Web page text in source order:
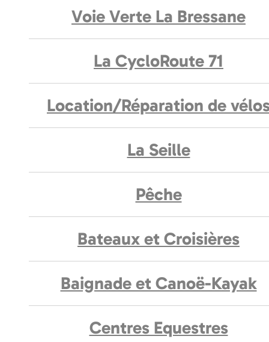
Voie Verte La Bressane
La CycloRoute 71
Location/Réparation de
La Seille
Pêche
Bateaux et Croisières
Baignade et Canoë-Kayak
Centres Equestres